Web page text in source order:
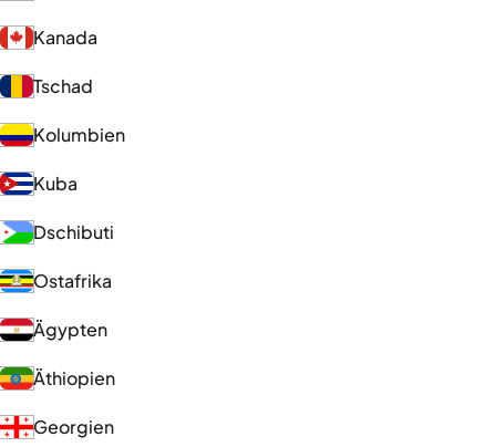
Kanada
Tschad
Kolumbien
Kuba
Dschibuti
Ostafrika
Ägypten
Äthiopien
Georgien